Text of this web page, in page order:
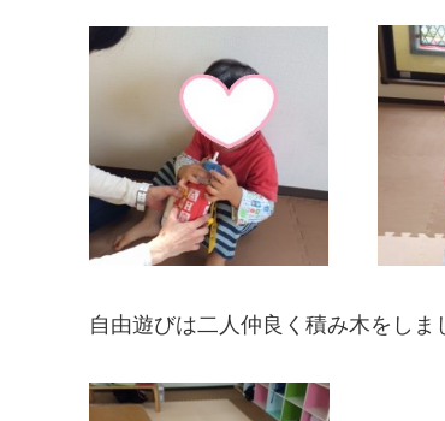
自由遊びは二人仲良く積み木をし